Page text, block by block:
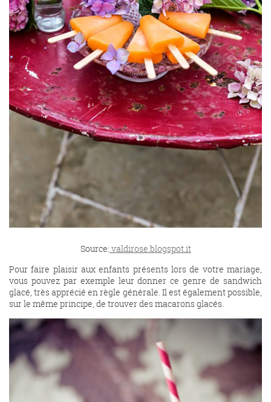
Source: valdirose.blogspot.it
Pour faire plaisir aux enfants présents lors de votre mariage,
vous pouvez par exemple leur donner ce genre de sandwich
glacé, très apprécié en règle générale. Il est également possible,
sur le même principe, de trouver des macarons glacés.